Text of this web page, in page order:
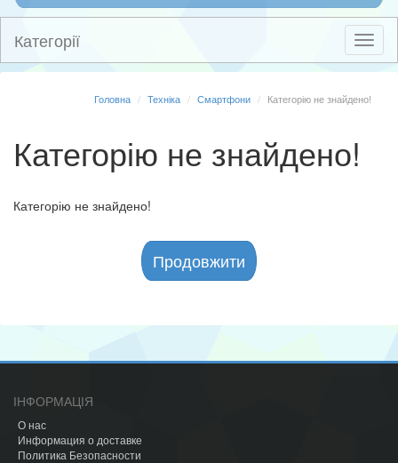
Категорії
Головна Техніка Смартфони Категорію не знайдено!
Категорію не знайдено!
Категорію не знайдено!
Продовжити
ІНФОРМАЦІЯ
О нас
Информация о доставке
Политика Безопасности